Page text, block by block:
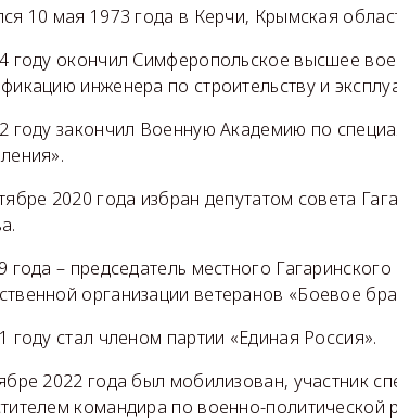
10 мая 1973 года в Керчи, Крымская
году окончил Симферопольское высшее
инженера по строительству и
году закончил Военную Академию по
2020 года избран депутатом совета
года – председатель местного
организации ветеранов «Боевое
году стал членом партии «Единая Россия».
2022 года был мобилизован, участник
командира по военно-политической